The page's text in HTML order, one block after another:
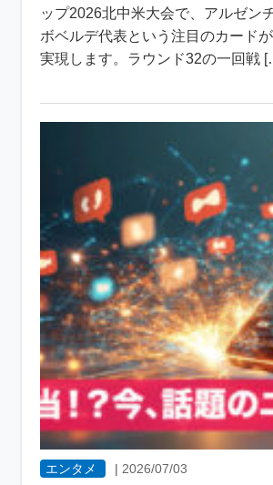
ップ2026北中米大会で、アルゼン
ボベルデ代表という注目のカード
実現します。ラウンド32の一回戦
エンタメ | 2026/07/03